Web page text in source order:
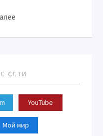
СЕТИ
YouTube
Мой мир